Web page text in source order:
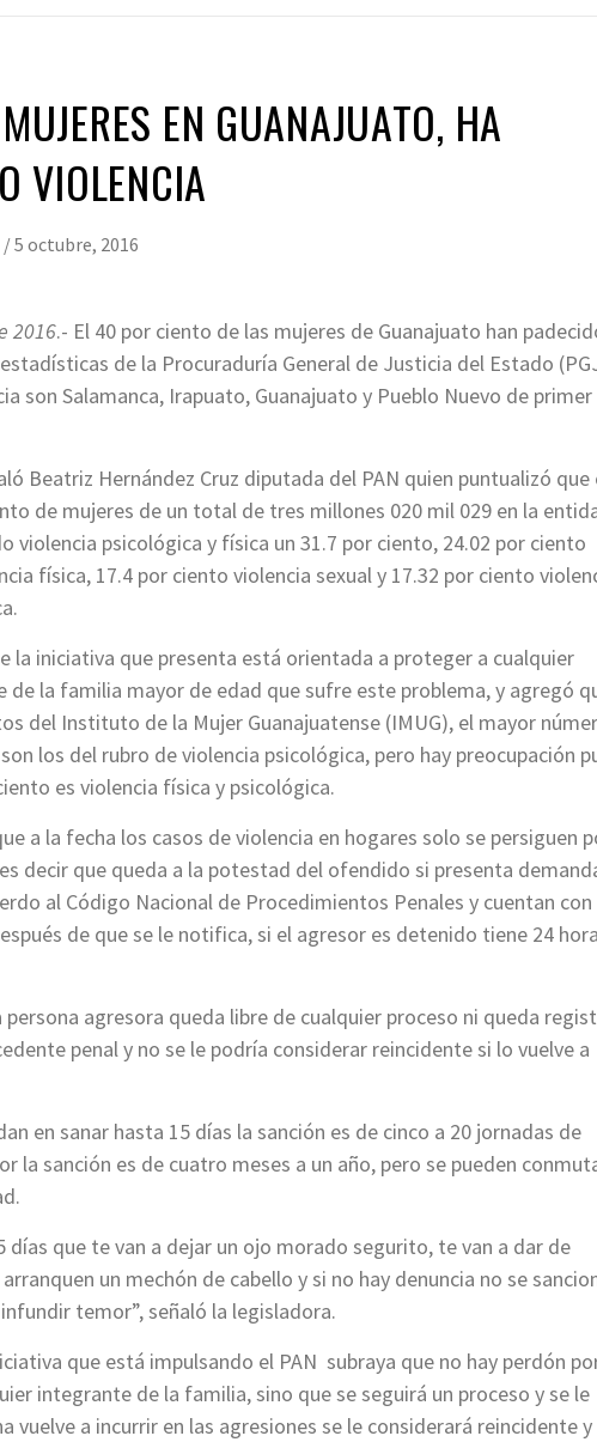
EN GUANAJUATO, HA
VIOLENCIA
/5 octubre, 2016
2016.- El 40 por ciento de las mujeres de Guanajuato han
de la Procuraduría General de Justicia del Estado
son Salamanca, Irapuato, Guanajuato y Pueblo Nuevo de primer
Beatriz Hernández Cruz diputada del PAN quien puntualizó que
de mujeres de un total de tres millones 020 mil 029 en la
violencia psicológica y física un 31.7 por ciento, 24.02 por ciento
física, 17.4 por ciento violencia sexual y 17.32 por ciento
la iniciativa que presenta está orientada a proteger a cualquier
de la familia mayor de edad que sufre este problema, y agregó
del Instituto de la Mujer Guanajuatense (IMUG), el mayor
los del rubro de violencia psicológica, pero hay preocupación
es violencia física y psicológica.
a la fecha los casos de violencia en hogares solo se persiguen
decir que queda a la potestad del ofendido si presenta
al Código Nacional de Procedimientos Penales y cuentan con
de que se le notifica, si el agresor es detenido tiene 24
persona agresora queda libre de cualquier proceso ni queda
penal y no se le podría considerar reincidente si lo vuelve a
en sanar hasta 15 días la sanción es de cinco a 20 jornadas de
la sanción es de cuatro meses a un año, pero se pueden
días que te van a dejar un ojo morado segurito, te van a dar de
un mechón de cabello y si no hay denuncia no se
temor”, señaló la legisladora.
que está impulsando el PAN subraya que no hay perdón
integrante de la familia, sino que se seguirá un proceso y se le
vuelve a incurrir en las agresiones se le considerará reincidente y